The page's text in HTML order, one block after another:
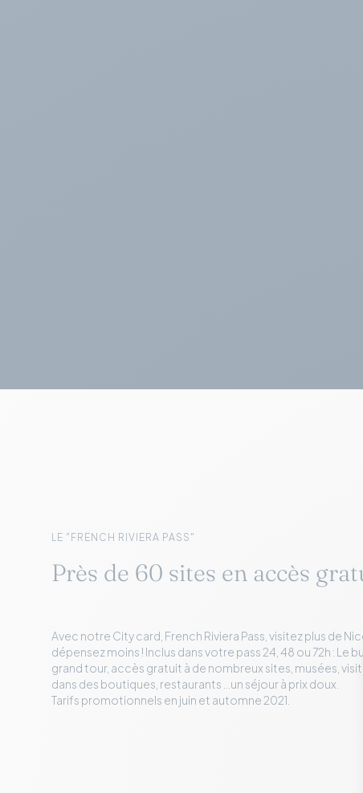
LE "FRENCH RIVIERA PASS"
Près de 60 sites en accès
Avec notre City card, French Riviera Pass, visitez plus de
dépensez moins ! Inclus dans votre pass 24, 48 ou 72h : Le
grand tour, accès gratuit à de nombreux sites, musées,
dans des boutiques, restaurants …un séjour à prix doux.
Tarifs promotionnels en juin et automne 2021.